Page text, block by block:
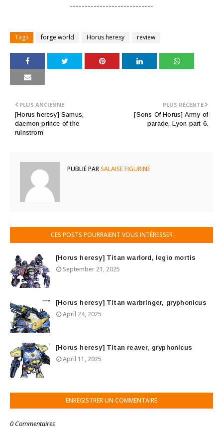
----------------------------
Tags forge world Horus heresy review
PLUS RÉCENTE
[Sons Of Horus] Army of
parade, Lyon part 6.
PLUS ANCIENNE
[Horus heresy] Samus,
daemon prince of the
ruinstrom
PUBLIÉ PARSALAISE FIGURINE
CES POSTS POURRAIENT VOUS INTÉRESSER
[Horus heresy] Titan warlord, legio mortis
September 21, 2025
[Horus heresy] Titan warbringer, gryphonicus
April 24, 2025
[Horus heresy] Titan reaver, gryphonicus
April 11, 2025
ENREGISTRER UN COMMENTAIRE
0 Commentaires